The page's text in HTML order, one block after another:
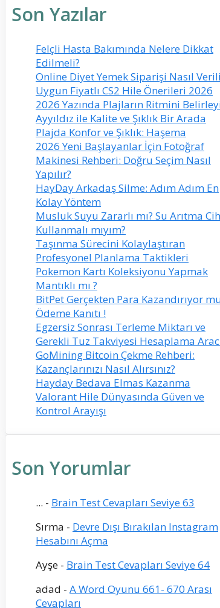
Son Yazılar
Felçli Hasta Bakımında Nelere Dikkat
Edilmeli?
Online Diyet Yemek Siparişi Nasıl
Uygun Fiyatlı CS2 Hile Önerileri 2026
2026 Yazında Plajların Ritmini
Ayyıldız ile Kalite ve Şıklık Bir Arada
Plajda Konfor ve Şıklık: Haşema
2026 Yeni Başlayanlar İçin Fotoğraf
Makinesi Rehberi: Doğru Seçim Nasıl
Yapılır?
HayDay Arkadaş Silme: Adım Adım En
Kolay Yöntem
Musluk Suyu Zararlı mı? Su Arıtma
Kullanmalı mıyım?
Taşınma Sürecini Kolaylaştıran
Profesyonel Planlama Taktikleri
Pokemon Kartı Koleksiyonu Yapmak
Mantıklı mı ?
BitPet Gerçekten Para Kazandırıyor
Ödeme Kanıtı !
Egzersiz Sonrası Terleme Miktarı ve
Gerekli Tuz Takviyesi Hesaplama
GoMining Bitcoin Çekme Rehberi:
Kazançlarınızı Nasıl Alırsınız?
Hayday Bedava Elmas Kazanma
Valorant Hile Dünyasında Güven ve
Kontrol Arayışı
Son Yorumlar
... - Brain Test Cevapları Seviye 63
Sırma - Devre Dışı Bırakılan Instagram
Hesabını Açma
Ayşe - Brain Test Cevapları Seviye 64
adad - A Word Oyunu 661- 670 Arası
Cevapları